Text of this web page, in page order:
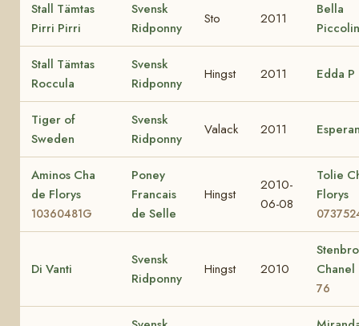
Stall Tämtas
Pirri Pirri
Svensk
Ridponny
Sto 2011
Bella
Stall Tämtas
Roccula
Svensk
Ridponny
Hingst 2011 Edda P
Tiger of
Sweden
Svensk
Ridponny
Valack 2011
Aminos Cha
de Florys
10360481G
Poney
Francais
de Selle
Hingst
2010-
06-08
Tolie
Florys
Di Vanti
Svensk
Ridponny
Hingst 2010
Chanel
76